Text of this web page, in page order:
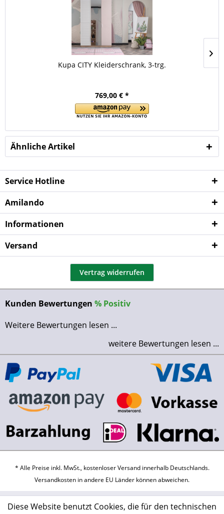
Kupa CITY Kleiderschrank, 3-trg.
769,00 € *
Ähnliche Artikel
Service Hotline
Amilando
Informationen
Versand
Vertrag widerrufen
Kunden Bewertungen % Positiv
Weitere Bewertungen lesen ...
weitere Bewertungen lesen ...
* Alle Preise inkl. MwSt., kostenloser Versand innerhalb Deutschlands.
Versandkosten in andere EU Länder können abweichen.
Diese Website benutzt Cookies, die für den technischen